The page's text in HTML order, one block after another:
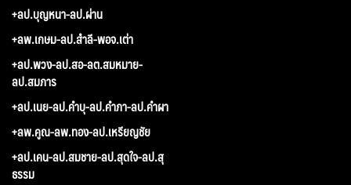
+ลป.บุญหนา-ลป.ผ่าน
+ลพ.เกษม-ลป.สำลี-พอจ.เต่า
+ลป.พวง-ลป.สอ-ลต.สมหมาย-
ลป.สมภาร
+ลป.เนย-ลป.คำบุ-ลป.คำภา-ลป.คำผา
+ลพ.คูณ-ลพ.ทอง-ลป.เหรียญชัย
+ลป.เคน-ลป.สมชาย-ลป.สุดใจ-ลป.สุ
ธรรม